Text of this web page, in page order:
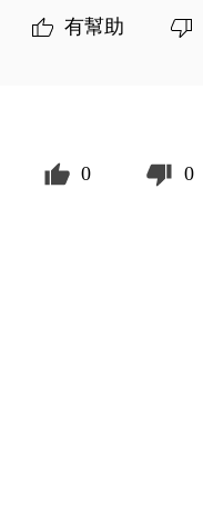
有幫助
0 0